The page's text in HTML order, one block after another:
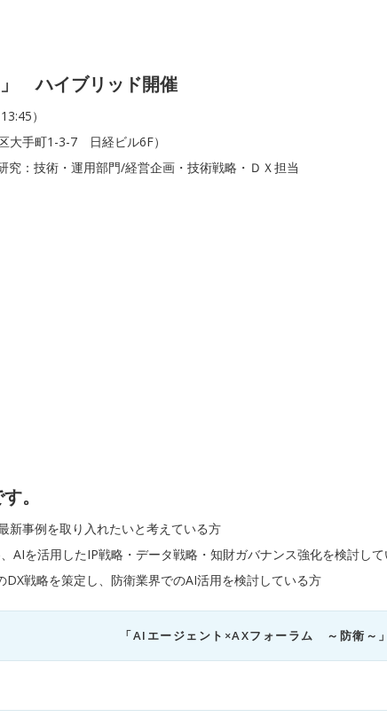
」 ハイブリッド開催
）
大手町1-3-7 日経ビル6F）
：技術・運用部門/経営企画・技術戦略・ＤＸ担当
。
新事例を取り入れたいと考えている方
AIを活用したIP戦略・データ戦略・知財ガバナンス強化を検討し
DX戦略を策定し、防衛業界でのAI活用を検討している方
「AIエージェント×AXフォーラム ～防衛～